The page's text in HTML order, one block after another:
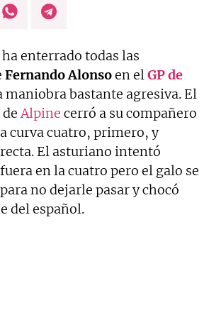
ha enterrado todas las
Fernando Alonsoen elGP de
maniobra bastante agresiva. El
deAlpine cerró a su compañero
curva cuatro, primero, y
El asturiano intentó
en la cuatro pero el galo se
no dejarle pasar y chocó
del español.